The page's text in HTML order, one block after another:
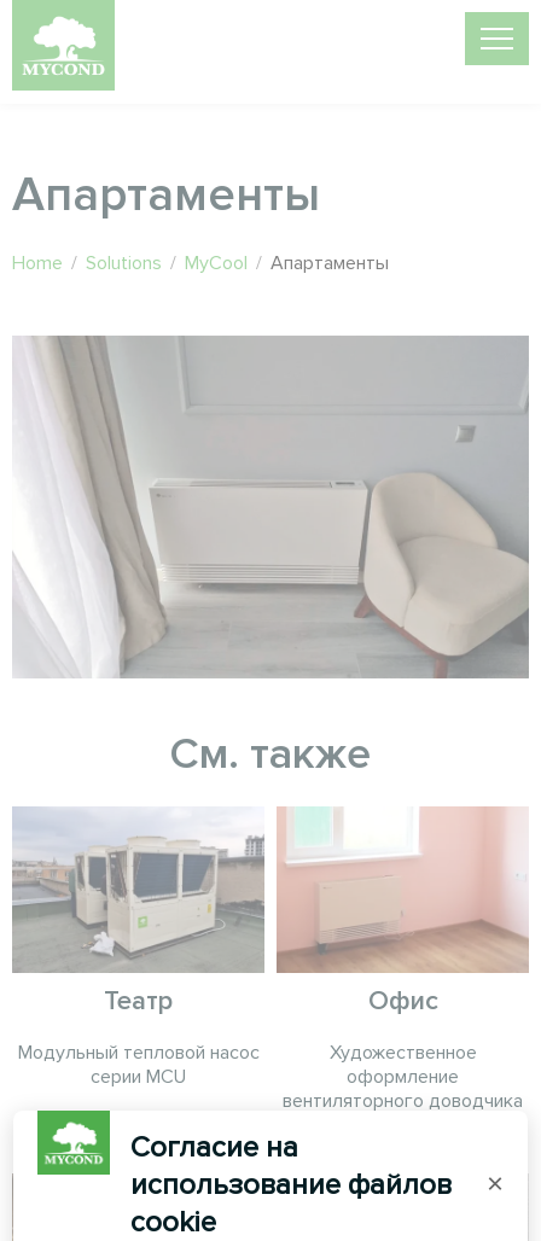
Апартаменты
Home / Solutions / MyCool / Апартаменты
См. также
Театр
Модульный тепловой насос
серии MCU
Офис
Художественное
оформление
вентиляторного доводчика
Согласие на
использование файлов
cookie
×